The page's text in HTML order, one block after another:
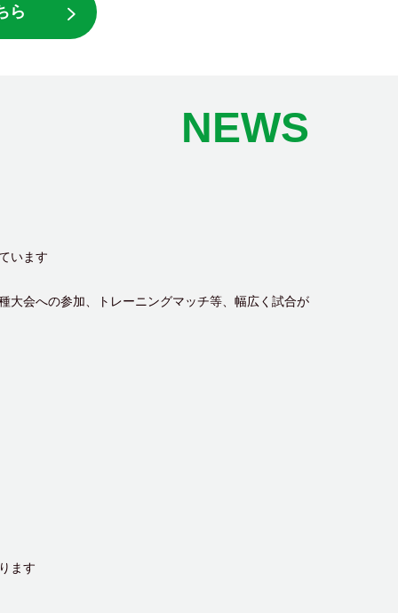
ら
NEWS
います
大会への参加、トレーニングマッチ等、幅広く試合が
ます